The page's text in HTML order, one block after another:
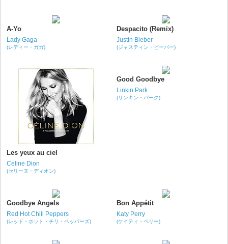
A-Yo
Lady Gaga
(レディー・ガガ)
Despacito (Remix)
Justin Bieber
(ジャスティン・ビーバー)
Les yeux au ciel
Celine Dion
(セリーヌ・ディオン)
Good Goodbye
Linkin Park
(リンキン・パーク)
Goodbye Angels
Red Hot Chili Peppers
(レッド・ホット・チリ・ペッパーズ)
Bon Appétit
Katy Perry
(ケイティ・ペリー)